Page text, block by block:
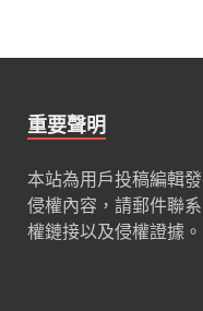
重要聲明
本站為用戶投稿編輯
侵權內容，請郵件聯系
權鏈接以及侵權證據。